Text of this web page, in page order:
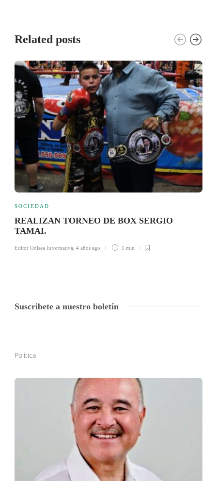
Related posts
SOCIEDAD
REALIZAN TORNEO DE BOX SERGIO
TAMAI.
Editor Odisea Informativa 4 años ago 1 min
Suscribete a nuestro boletín
Política